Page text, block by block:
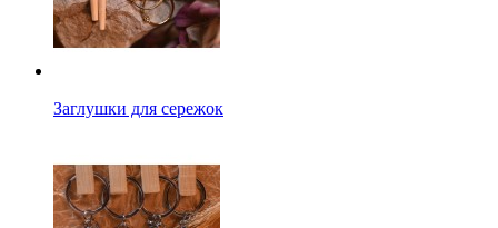
Заглушки для сережок